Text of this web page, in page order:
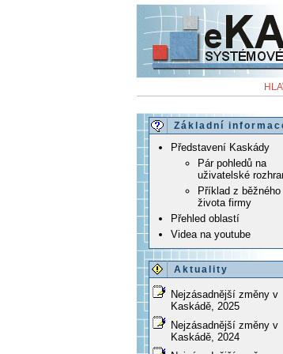
Základní
Představení Kaskády
Pár pohledů na
uživatelské
Příklad z běžného
života firmy
Přehled oblastí
Videa na youtube
Aktuality
Nejzásadnější změny v
Kaskádě, 2025
Nejzásadnější změny v
Kaskádě, 2024